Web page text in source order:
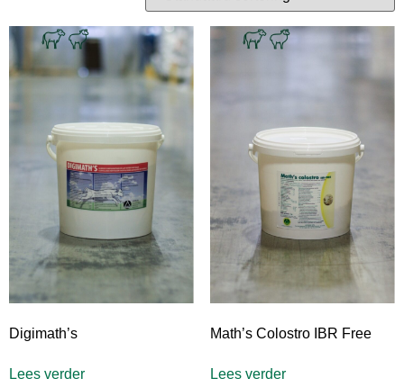
Digimath’s
Lees verder
Math’s Colostro IBR Free
Lees verder